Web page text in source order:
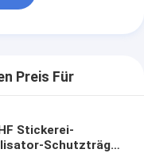
Preis Für
Stickerei-
Schutzträger